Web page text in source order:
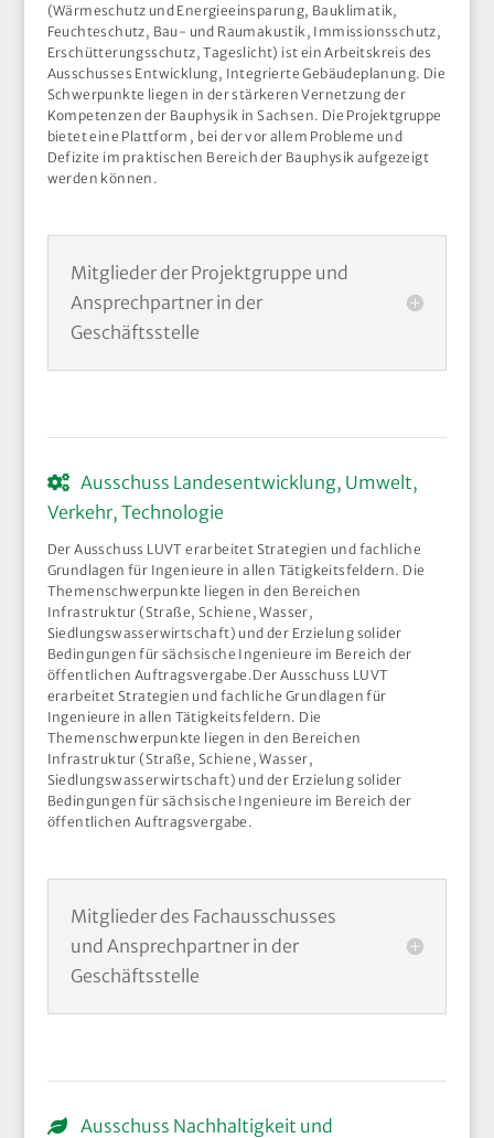
(Wärmeschutz und Energieeinsparung, Bauklimatik,
Feuchteschutz, Bau- und Raumakustik, Immissionsschutz,
Erschütterungsschutz, Tageslicht) ist ein Arbeitskreis des
Ausschusses Entwicklung, Integrierte Gebäudeplanung. Die
Schwerpunkte liegen in der stärkeren Vernetzung der
Kompetenzen der Bauphysik in Sachsen. Die Projektgruppe
bietet eine Plattform , bei der vor allem Probleme und
Defizite im praktischen Bereich der Bauphysik aufgezeigt
werden können.
Mitglieder der Projektgruppe und
Ansprechpartner in der
Geschäftsstelle
Ausschuss Landesentwicklung, Umwelt,
Verkehr, Technologie
Der Ausschuss LUVT erarbeitet Strategien und fachliche
Grundlagen für Ingenieure in allen Tätigkeitsfeldern. Die
Themenschwerpunkte liegen in den Bereichen
Infrastruktur (Straße, Schiene, Wasser,
Siedlungswasserwirtschaft) und der Erzielung solider
Bedingungen für sächsische Ingenieure im Bereich der
öffentlichen Auftragsvergabe.Der Ausschuss LUVT
erarbeitet Strategien und fachliche Grundlagen für
Ingenieure in allen Tätigkeitsfeldern. Die
Themenschwerpunkte liegen in den Bereichen
Infrastruktur (Straße, Schiene, Wasser,
Siedlungswasserwirtschaft) und der Erzielung solider
Bedingungen für sächsische Ingenieure im Bereich der
öffentlichen Auftragsvergabe.
Mitglieder des Fachausschusses
und Ansprechpartner in der
Geschäftsstelle
Ausschuss Nachhaltigkeit und